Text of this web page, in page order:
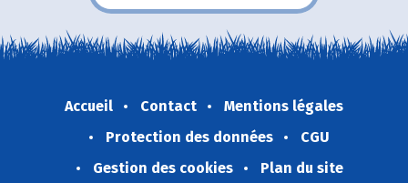
Accueil Contact
Mentions légales
Protection des données
CGU
Gestion des cookies
Plan du site